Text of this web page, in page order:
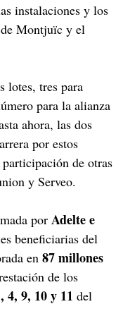
instalaciones y los
Montjuïc y el
lotes, tres para
para la alianza
ahora, las dos
por estos
de otras
y Serveo.
por Adelte e
beneficiarias del
en 87 millones
de los
4, 9, 10 y 11 del